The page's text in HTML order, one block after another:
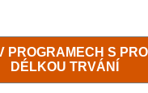
PROGRAMECH S
DÉLKOU TRVÁNÍ